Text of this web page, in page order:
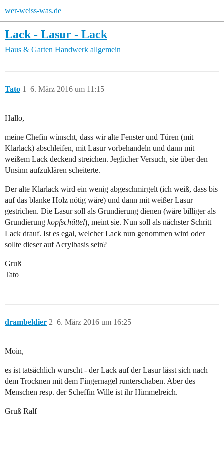
wer-weiss-was.de
Lack - Lasur - Lack
Haus & Garten Handwerk allgemein
Tato 6. März 2016 um 11:15
1
Hallo,
meine Chefin wünscht, dass wir alte Fenster und Türen (mit
Klarlack) abschleifen, mit Lasur vorbehandeln und dann mit
weißem Lack deckend streichen. Jeglicher Versuch, sie über den
Unsinn aufzuklären scheiterte.
Der alte Klarlack wird ein wenig abgeschmirgelt (ich weiß, dass bis
auf das blanke Holz nötig wäre) und dann mit weißer Lasur
gestrichen. Die Lasur soll als Grundierung dienen (wäre billiger als
Grundierung kopfschüttel), meint sie. Nun soll als nächster Schritt
Lack drauf. Ist es egal, welcher Lack nun genommen wird oder
sollte dieser auf Acrylbasis sein?
Gruß
Tato
drambeldier 6. März 2016 um 16:25
2
Moin,
es ist tatsächlich wurscht - der Lack auf der Lasur lässt sich nach
dem Trocknen mit dem Fingernagel runterschaben. Aber des
Menschen resp. der Scheffin Wille ist ihr Himmelreich.
Gruß Ralf